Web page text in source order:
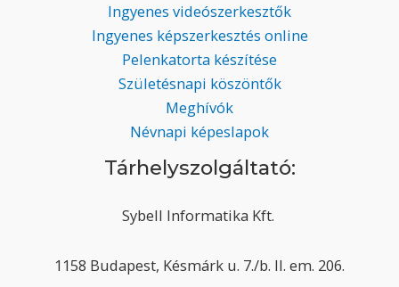
Ingyenes videószerkesztők
Ingyenes képszerkesztés online
Pelenkatorta készítése
Születésnapi köszöntők
Meghívók
Névnapi képeslapok
Tárhelyszolgáltató:
Sybell Informatika Kft.
1158 Budapest, Késmárk u. 7./b. II. em. 206.